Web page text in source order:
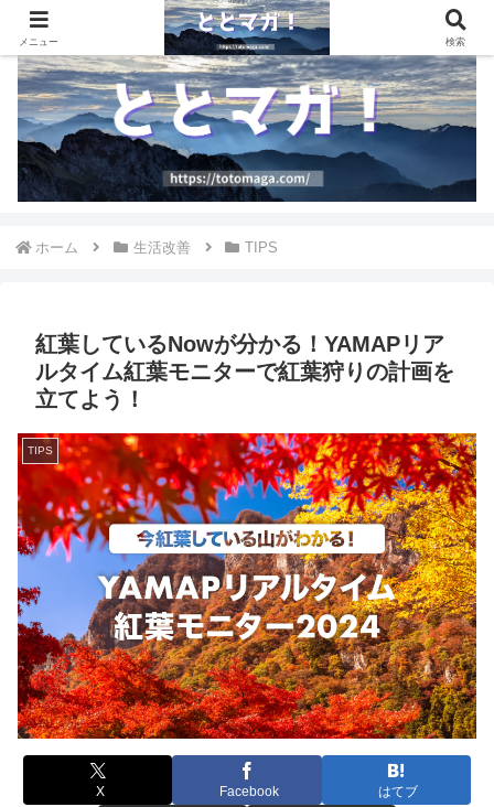
テクノロジーの波に乗り遅れない、最新情報の宝庫
ホーム 生活改善 TIPS
紅葉しているNowが分かる！YAMAPリア
ルタイム紅葉モニターで紅葉狩りの計画を
立てよう！
TIPS
X Facebook はてブ
メニュー 検索